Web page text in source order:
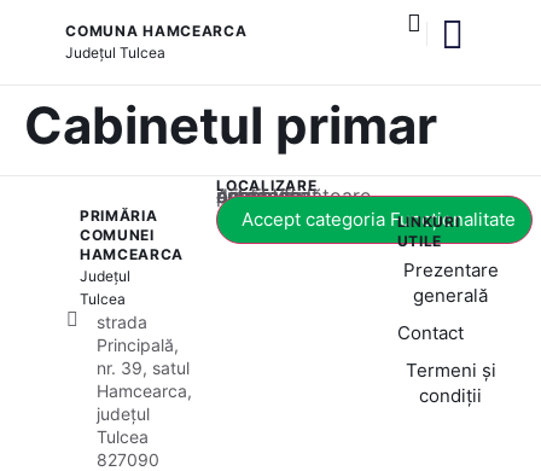
COMUNA HAMCEARCA
JudețulTulcea
Cabinetul primar
PRIMĂRIA
COMUNEI
HAMCEARCA
Județul
Tulcea
strada
Principală,
nr. 39, satul
Hamcearca,
județul
Tulcea
827090
LOCALIZARE
Acest conținut este blocat până când acceptați categoria corespunzătoare de cookie-uri.
Accept categoria Funcționalitate
LINKURI
UTILE
Prezentare
generală
Contact
Termeni și
condiții